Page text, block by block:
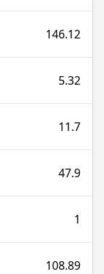
146.12
5.32
11.7
47.9
1
108.89